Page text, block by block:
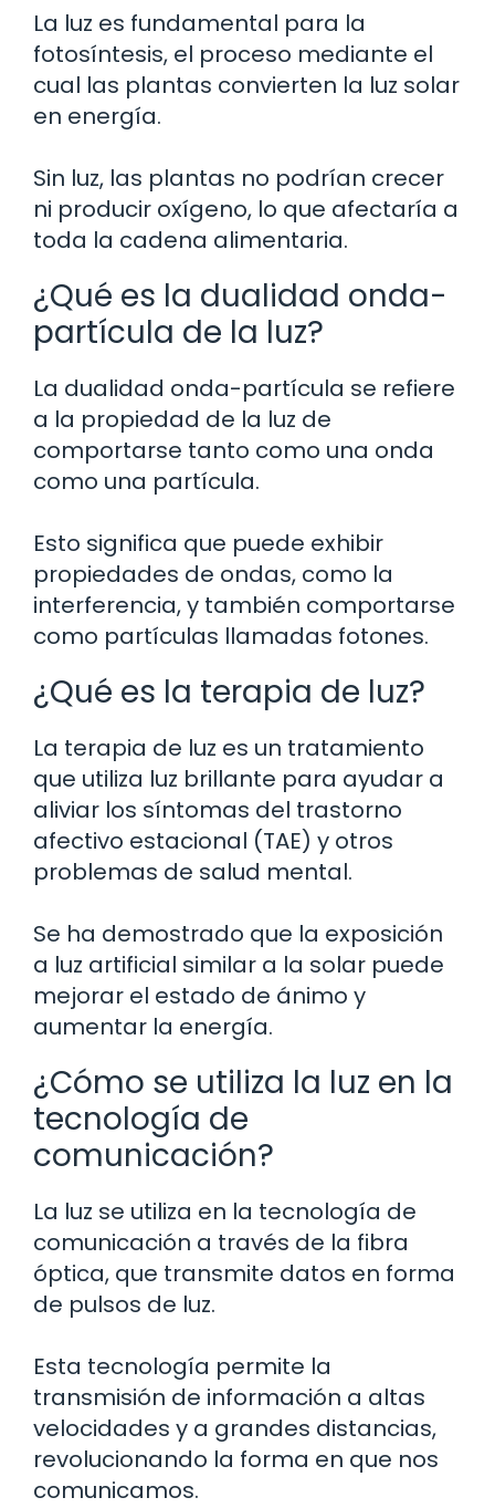
La luz es fundamental para la
fotosíntesis, el proceso mediante el
cual las plantas convierten la luz solar
en energía.
Sin luz, las plantas no podrían crecer
ni producir oxígeno, lo que afectaría a
toda la cadena alimentaria.
¿Qué es la dualidad onda-
partícula de la luz?
La dualidad onda-partícula se refiere
a la propiedad de la luz de
comportarse tanto como una onda
como una partícula.
Esto significa que puede exhibir
propiedades de ondas, como la
interferencia, y también comportarse
como partículas llamadas fotones.
¿Qué es la terapia de luz?
La terapia de luz es un tratamiento
que utiliza luz brillante para ayudar a
aliviar los síntomas del trastorno
afectivo estacional (TAE) y otros
problemas de salud mental.
Se ha demostrado que la exposición
a luz artificial similar a la solar puede
mejorar el estado de ánimo y
aumentar la energía.
¿Cómo se utiliza la luz en la
tecnología de
comunicación?
La luz se utiliza en la tecnología de
comunicación a través de la fibra
óptica, que transmite datos en forma
de pulsos de luz.
Esta tecnología permite la
transmisión de información a altas
velocidades y a grandes distancias,
revolucionando la forma en que nos
comunicamos.